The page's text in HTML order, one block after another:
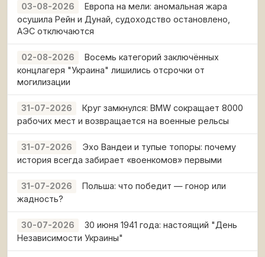
03-08-2026
Европа на мели: аномальная жара
осушила Рейн и Дунай, судоходство остановлено,
АЭС отключаются
02-08-2026
Восемь категорий заключённых
концлагеря "Украина" лишились отсрочки от
могилизации
31-07-2026
Круг замкнулся: BMW сокращает 8000
рабочих мест и возвращается на военные рельсы
31-07-2026
Эхо Вандеи и тупые топоры: почему
история всегда забирает «военкомов» первыми
31-07-2026
Польша: что победит — гонор или
жадность?
30-07-2026
30 июня 1941 года: настоящий "День
Независимости Украины"